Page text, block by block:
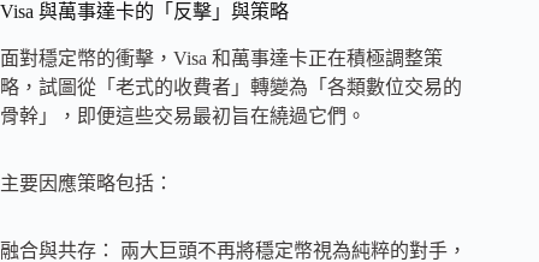
Visa 與萬事達卡的「反擊」與策略
面對穩定幣的衝擊，Visa 和萬事達卡正在積極調整策
略，試圖從「老式的收費者」轉變為「各類數位交易的
骨幹」，即便這些交易最初旨在繞過它們。
主要因應策略包括：
融合與共存： 兩大巨頭不再將穩定幣視為純粹的對手，